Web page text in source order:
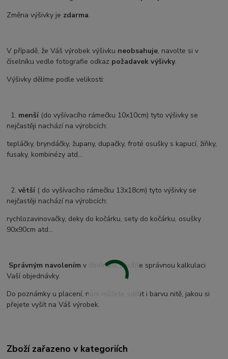
Změna výšivky je zdarma.
V případě, že Váš výrobek výšivku neobsahuje, navolte si v
číselníku vedle fotografie odkaz požadavek výšivky.
Výšivky dělíme podle velikosti:
1. menší (do vyšívacího rámečku 10x10cm) tyto výšivky se
nejčastěji nachází na výrobcích:
tepláčky, bryndáčky, župany, dupačky, froté osušky s kapucí, žíňky,
fusaky, kombinézy atd...
2.větší ( do vyšívacího rámečku 13x18cm) tyto výšivky se
nejčastěji nachází na výrobcích:
rychlozavinovačky, deky do kočárku, sety do kočárku, osušky
90x90cm atd...
Správným navolením v číselníku, docílíte správnou kalkulaci
Vaší objednávky.
Do poznámky u placení, nám můžete sdělit i barvu nitě, jakou si
přejete vyšít na Váš výrobek.
Zboží zařazeno v kategoriích